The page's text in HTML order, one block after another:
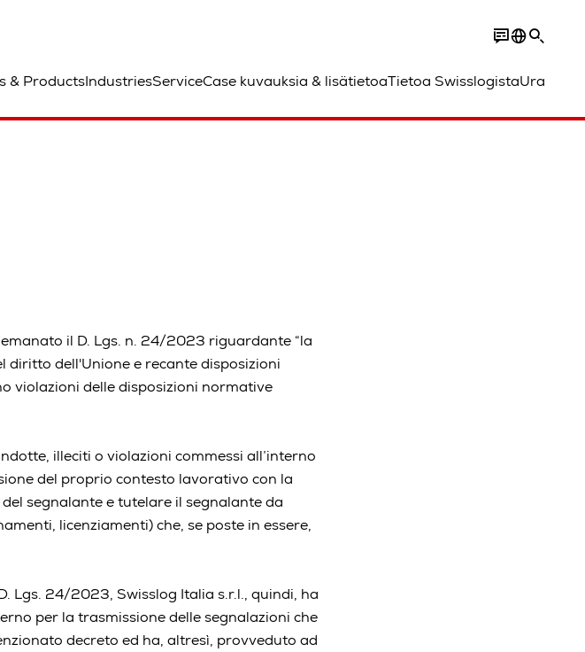
& ProductsIndustriesServiceCase kuvauksia & lisätietoaTietoa SwisslogistaUra
il D. Lgs. n. 24/2023 riguardante “la
diritto dell'Unione e recante disposizioni
violazioni delle disposizioni normative
illeciti o violazioni commessi all’interno
del proprio contesto lavorativo con la
segnalante e tutelare il segnalante da
licenziamenti) che, se poste in essere,
Lgs. 24/2023, Swisslog Italia s.r.l., quindi, ha
per la trasmissione delle segnalazioni che
decreto ed ha, altresì, provveduto ad